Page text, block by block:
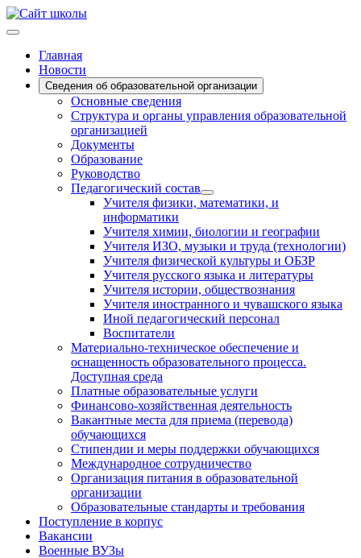
Главная
Новости
Сведения об образовательной организации
Основные сведения
Структура и органы управления образовательной
организацией
Документы
Образование
Руководство
Педагогический состав
Учителя физики, математики, и
информатики
Учителя химии, биологии и географии
Учителя ИЗО, музыки и труда (технологии)
Учителя физической культуры и ОБЗР
Учителя русского языка и литературы
Учителя истории, обществознания
Учителя иностранного и чувашского языка
Иной педагогический персонал
Воспитатели
Материально-техническое обеспечение и
оснащенность образовательного процесса.
Доступная среда
Платные образовательные услуги
Финансово-хозяйственная деятельность
Вакантные места для приема (перевода)
обучающихся
Стипендии и меры поддержки обучающихся
Международное сотрудничество
Организация питания в образовательной
организации
Образовательные стандарты и требования
Поступление в корпус
Вакансии
Военные ВУЗы